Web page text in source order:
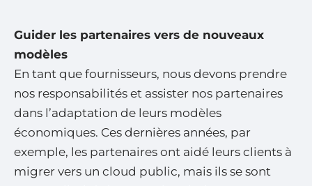
Guider les partenaires vers de nouveaux
modèles
En tant que fournisseurs, nous devons prendre
nos responsabilités et assister nos partenaires
dans l’adaptation de leurs modèles
économiques. Ces dernières années, par
exemple, les partenaires ont aidé leurs clients à
migrer vers un cloud public, mais ils se sont